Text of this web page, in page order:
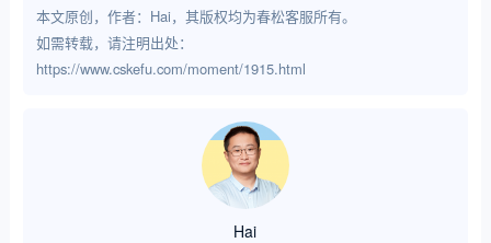
本文原创，作者：Hai，其版权均为春松客服所有。
如需转载，请注明出处：
https://www.cskefu.com/moment/1915.html
Hai